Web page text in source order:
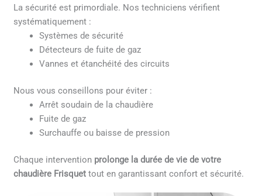
La sécurité est primordiale. Nos techniciens vérifient
systématiquement :
Systèmes de sécurité
Détecteurs de fuite de gaz
Vannes et étanchéité des circuits
Nous vous conseillons pour éviter :
Arrêt soudain de la chaudière
Fuite de gaz
Surchauffe ou baisse de pression
Chaque intervention prolonge la durée de vie de votre
chaudière Frisquet tout en garantissant confort et sécurité.